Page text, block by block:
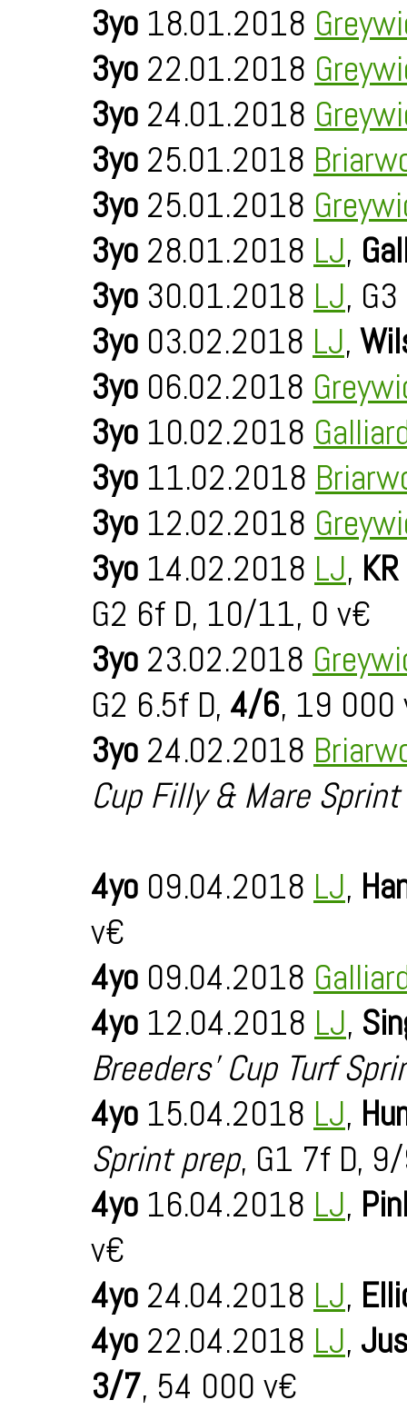
3yo 18.01.2018
3yo 22.01.2018
3yo 24.01.2018
3yo 25.01.2018
3yo 25.01.2018
3yo 28.01.2018 LJ,
3yo 30.01.2018 LJ,
3yo 03.02.2018 LJ,
3yo 06.02.2018
3yo 10.02.2018
3yo 11.02.2018
3yo 12.02.2018
3yo 14.02.2018 LJ,
G2 6f D, 10/11, 0 v€
3yo 23.02.2018
G2 6.5f D, 4/6, 19 000
3yo 24.02.2018
Cup Filly & Mare
4yo 09.04.2018 LJ,
v€
4yo 09.04.2018
4yo 12.04.2018 LJ,
Breeders' Cup Turf
4yo 15.04.2018 LJ,
Sprint prep, G1 7f D,
4yo 16.04.2018 LJ,
v€
4yo 24.04.2018 LJ,
4yo 22.04.2018 LJ,
3/7, 54 000 v€